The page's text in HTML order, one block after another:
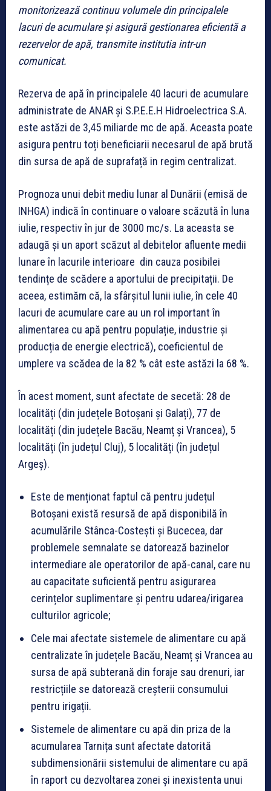
monitorizează continuu volumele din principalele
lacuri de acumulare și asigură gestionarea eficientă a
rezervelor de apă, transmite institutia intr-un
comunicat.
Rezerva de apă în principalele 40 lacuri de acumulare
administrate de ANAR și S.P.E.E.H Hidroelectrica S.A.
este astăzi de 3,45 miliarde mc de apă. Aceasta poate
asigura pentru toți beneficiarii necesarul de apă brută
din sursa de apă de suprafață in regim centralizat.
Prognoza unui debit mediu lunar al Dunării (emisă de
INHGA) indică în continuare o valoare scăzută în luna
iulie, respectiv în jur de 3000 mc/s. La aceasta se
adaugă și un aport scăzut al debitelor afluente medii
lunare în lacurile interioare din cauza posibilei
tendințe de scădere a aportului de precipitații. De
aceea, estimăm că, la sfârșitul lunii iulie, în cele 40
lacuri de acumulare care au un rol important în
alimentarea cu apă pentru populație, industrie și
producția de energie electrică), coeficientul de
umplere va scădea de la 82 % cât este astăzi la 68 %.
În acest moment, sunt afectate de secetă: 28 de
localități (din județele Botoșani și Galați), 77 de
localități (din județele Bacău, Neamț și Vrancea), 5
localități (în județul Cluj), 5 localități (în județul
Argeș).
Este de menționat faptul că pentru județul
Botoșani există resursă de apă disponibilă în
acumulările Stânca-Costești și Bucecea, dar
problemele semnalate se datorează bazinelor
intermediare ale operatorilor de apă-canal, care nu
au capacitate suficientă pentru asigurarea
cerințelor suplimentare și pentru udarea/irigarea
culturilor agricole;
Cele mai afectate sistemele de alimentare cu apă
centralizate în județele Bacău, Neamț și Vrancea au
sursa de apă subterană din foraje sau drenuri, iar
restricțiile se datorează creșterii consumului
pentru irigații.
Sistemele de alimentare cu apă din priza de la
acumularea Tarnița sunt afectate datorită
subdimensionării sistemului de alimentare cu apă
în raport cu dezvoltarea zonei și inexistenta unui